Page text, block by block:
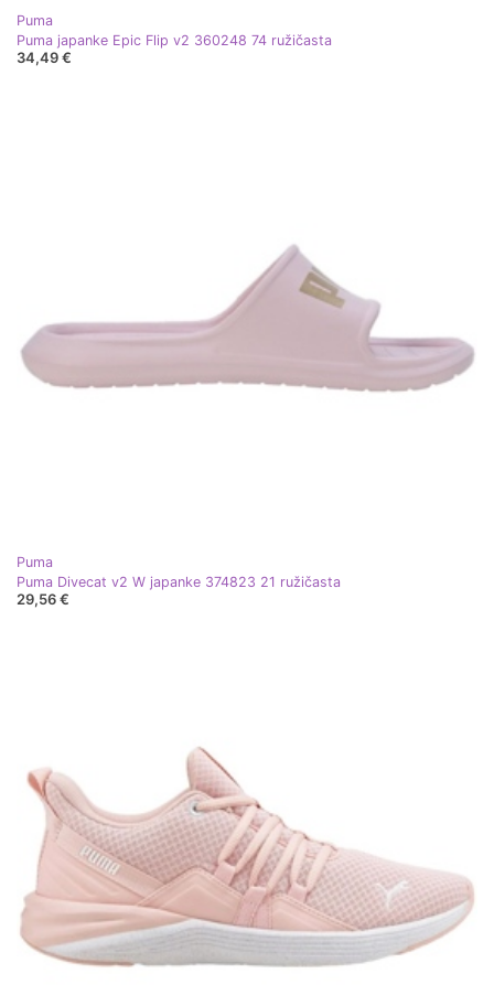
Puma
Puma japanke Epic Flip v2 360248 74 ružičasta
34,49 €
Puma
Puma Divecat v2 W japanke 374823 21 ružičasta
29,56 €